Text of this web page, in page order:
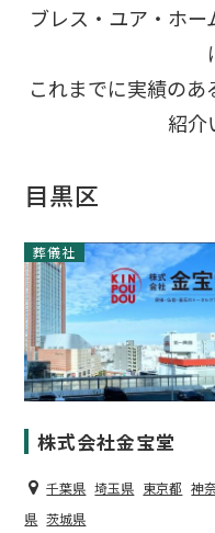
ブレス・ユア・ホ
これまでに実績の
紹介
目黒区
葬儀社
株式会社金宝堂
千葉県 埼玉県 東京都 神
県 茨城県